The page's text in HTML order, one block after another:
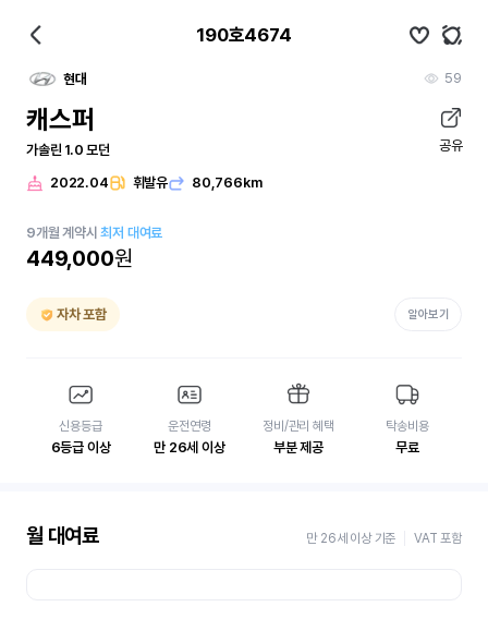
190호4674
현대 59
캐스퍼
가솔린 1.0 모던 공유
2022.04 휘발유 80,766km
9개월 계약시최저 대여료
449,000원
자차 포함 알아보기
신용등급
6등급 이상
운전연령
만 26세 이상
정비/관리 혜택
부분 제공
탁송비용
무료
월 대여료 만 26세 이상 기준 VAT 포함